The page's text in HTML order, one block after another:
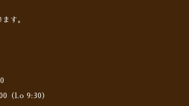
す。
（l.o 9:30）